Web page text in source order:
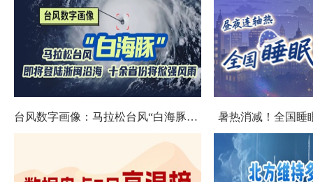
台风数字画像：马拉松台风“白海豚”将影响十余省份 暑热消减！全国睡